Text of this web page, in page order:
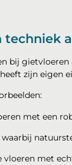
techniek
bij
zijn eigen
met een
vloeren met